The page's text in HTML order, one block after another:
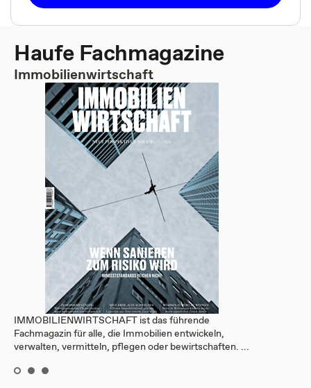
Haufe Fachmagazine
Immobilienwirtschaft
IMMOBILIENWIRTSCHAFT ist das führende
Fachmagazin für alle, die Immobilien entwickeln,
verwalten, vermitteln, pflegen oder bewirtschaften. ...